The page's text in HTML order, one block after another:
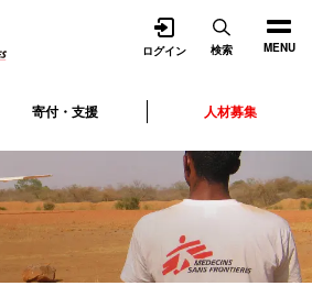
MENU
寄付・支援 人材募集
ログイン 検索